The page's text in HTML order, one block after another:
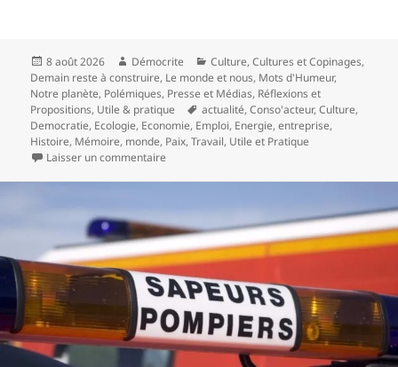
Publié
le
8 août 2026 Auteur
Démocrite Catégories
Culture,Cultures et Copinages,
Demain reste à construire, Le monde et nous, Mots d'Humeur,
Notre planète, Polémiques, Presse et Médias, Réflexions et
Propositions, Utile & pratique
Mots-
clés
actualité,Conso'acteur,Culture,
Democratie, Ecologie, Economie, Emploi, Energie,entreprise,
Histoire, Mémoire, monde, Paix,Travail, Utile et Pratique
Laisser un commentaire